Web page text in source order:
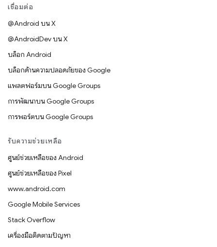
เชื่อมต่อ
@Android บน X
@AndroidDev บน X
บล็อก Android
บล็อกด้านความปลอดภัยของ Google
แพลตฟอร์มบน Google Groups
การพัฒนาบน Google Groups
การพอร์ตบน Google Groups
รับความช่วยเหลือ
ศูนย์ช่วยเหลือของ Android
ศูนย์ช่วยเหลือของ Pixel
www.android.com
Google Mobile Services
Stack Overflow
เครื่องมือติดตามปัญหา